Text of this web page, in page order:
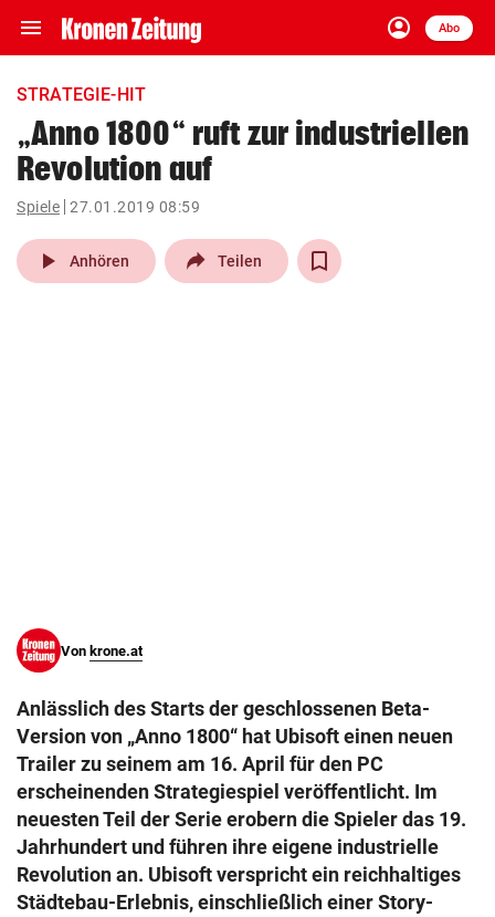
menu Navigation
ein-/ausklappen
account_circle
Anmelden
Abo
close Schließen
account_circle Anmelden
pin_drop
Wien arrow_right
STRATEGIE-HIT
„Anno 1800“ ruft zur industriellen
Revolution auf
Spiele 27.01.2019 08:59
play_arrow Anhören Teilen
Von krone.at
Anlässlich des Starts der geschlossenen Beta-
Version von „Anno 1800“ hat Ubisoft einen neuen
Trailer zu seinem am 16. April für den PC
erscheinenden Strategiespiel veröffentlicht. Im
neuesten Teil der Serie erobern die Spieler das 19.
Jahrhundert und führen ihre eigene industrielle
Revolution an. Ubisoft verspricht ein reichhaltiges
Städtebau-Erlebnis, einschließlich einer Story-